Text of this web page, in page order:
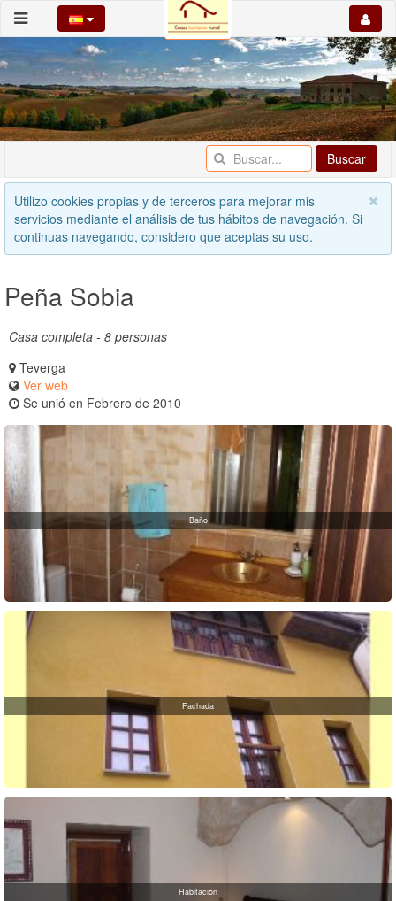
Buscar
Utilizo cookies propias y de terceros para mejorar mis
servicios mediante el análisis de tus hábitos de navegación. Si
continuas navegando, considero que aceptas su uso.
Peña Sobia
Casa completa - 8 personas
Teverga
Ver web
Se unió en Febrero de 2010
Baño
Fachada
Habitación